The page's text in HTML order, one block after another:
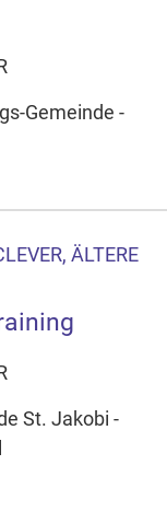
Gemeinde -
ÄLTERE
St. Jakobi -